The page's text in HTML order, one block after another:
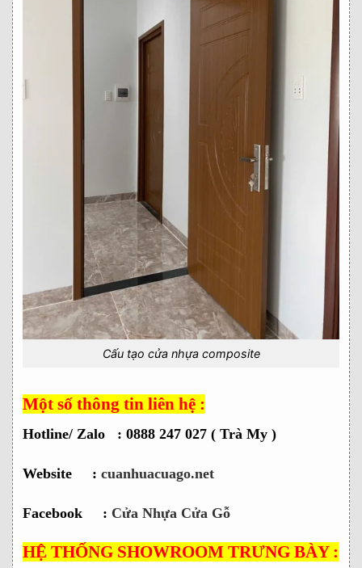
Cấu tạo cửa nhựa composite
Một số thông tin liên hệ :
Hotline/ Zalo : 0888 247 027 ( Trà My )
Website : cuanhuacuago.net
Facebook : Cửa Nhựa Cửa Gỗ
HỆ THỐNG SHOWROOM TRƯNG BÀY :